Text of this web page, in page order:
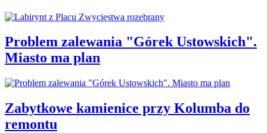
Problem zalewania "Górek Ustowskich".
Miasto ma plan
Zabytkowe kamienice przy Kolumba do
remontu